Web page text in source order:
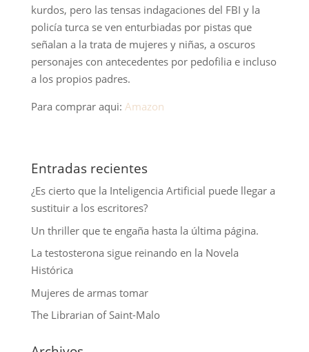
kurdos, pero las tensas indagaciones del FBI y la
policía turca se ven enturbiadas por pistas que
señalan a la trata de mujeres y niñas, a oscuros
personajes con antecedentes por pedofilia e incluso
a los propios padres.
Para comprar aqui: Amazon
Entradas recientes
¿Es cierto que la Inteligencia Artificial puede llegar a
sustituir a los escritores?
Un thriller que te engaña hasta la última página.
La testosterona sigue reinando en la Novela
Histórica
Mujeres de armas tomar
The Librarian of Saint-Malo